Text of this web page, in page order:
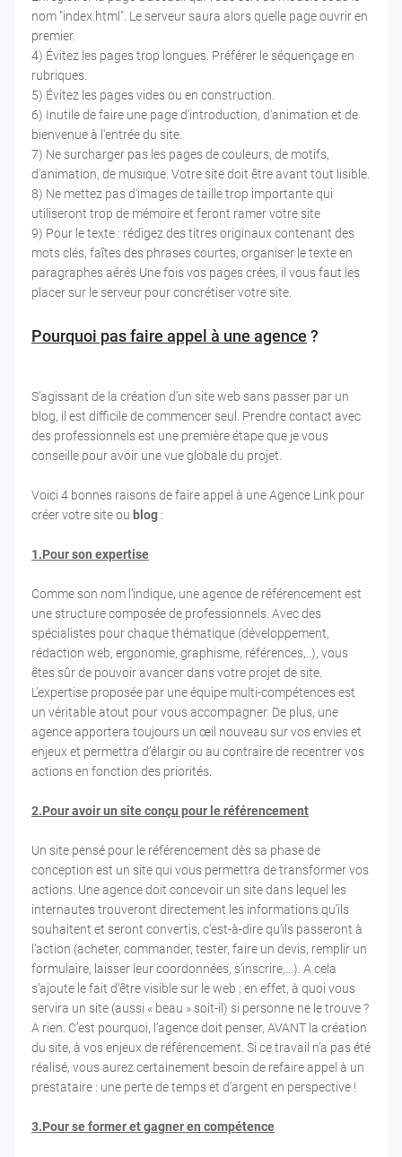
nom "index.html". Le serveur saura alors quelle page ouvrir en
premier.
4) Évitez les pages trop longues. Préférer le séquençage en
rubriques.
5) Évitez les pages vides ou en construction.
6) Inutile de faire une page d'introduction, d'animation et de
bienvenue à l'entrée du site.
7) Ne surcharger pas les pages de couleurs, de motifs,
d'animation, de musique. Votre site doit être avant tout lisible.
8) Ne mettez pas d'images de taille trop importante qui
utiliseront trop de mémoire et feront ramer votre site
9) Pour le texte : rédigez des titres originaux contenant des
mots clés, faîtes des phrases courtes, organiser le texte en
paragraphes aérés Une fois vos pages crées, il vous faut les
placer sur le serveur pour concrétiser votre site.
Pourquoi pas faire appel à une agence ?
S’agissant de la création d’un site web sans passer par un
blog, il est difficile de commencer seul. Prendre contact avec
des professionnels est une première étape que je vous
conseille pour avoir une vue globale du projet.
Voici 4 bonnes raisons de faire appel à une Agence Link pour
créer votre site ou blog :
1.Pour son expertise
Comme son nom l’indique, une agence de référencement est
une structure composée de professionnels. Avec des
spécialistes pour chaque thématique (développement,
rédaction web, ergonomie, graphisme, références,..), vous
êtes sûr de pouvoir avancer dans votre projet de site.
L’expertise proposée par une équipe multi-compétences est
un véritable atout pour vous accompagner. De plus, une
agence apportera toujours un œil nouveau sur vos envies et
enjeux et permettra d’élargir ou au contraire de recentrer vos
actions en fonction des priorités.
2.Pour avoir un site conçu pour le référencement
Un site pensé pour le référencement dès sa phase de
conception est un site qui vous permettra de transformer vos
actions. Une agence doit concevoir un site dans lequel les
internautes trouveront directement les informations qu’ils
souhaitent et seront convertis, c’est-à-dire qu’ils passeront à
l’action (acheter, commander, tester, faire un devis, remplir un
formulaire, laisser leur coordonnées, s’inscrire,…). A cela
s’ajoute le fait d’être visible sur le web ; en effet, à quoi vous
servira un site (aussi « beau » soit-il) si personne ne le trouve ?
A rien. C’est pourquoi, l’agence doit penser, AVANT la création
du site, à vos enjeux de référencement. Si ce travail n’a pas été
réalisé, vous aurez certainement besoin de refaire appel à un
prestataire : une perte de temps et d’argent en perspective !
3.Pour se former et gagner en compétence